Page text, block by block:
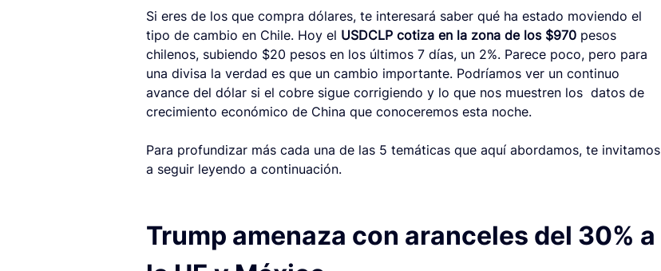
Si eres de los que compra dólares, te interesará saber qué ha estado moviendo el
tipo de cambio en Chile. Hoy el USDCLP cotiza en la zona de los $970 pesos
chilenos, subiendo $20 pesos en los últimos 7 días, un 2%. Parece poco, pero para
una divisa la verdad es que un cambio importante. Podríamos ver un continuo
avance del dólar si el cobre sigue corrigiendo y lo que nos muestren los  datos de
crecimiento económico de China que conoceremos esta noche.
Para profundizar más cada una de las 5 temáticas que aquí abordamos, te invitamos
a seguir leyendo a continuación.
Trump amenaza con aranceles del 30% a